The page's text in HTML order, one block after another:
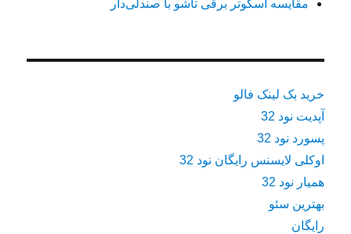
مقایسه اسکوتر برقی تاشو با صندلی‌دار
خرید بک لینک فالو
آپدیت نود 32
پسورد نود 32
اوکلی لایسنس رایگان نود 32
همیار نود 32
بهترین سئو
رایگان